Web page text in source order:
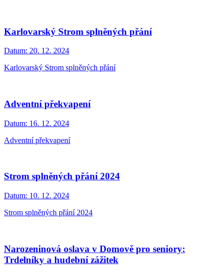
Karlovarský Strom splněných přání
Datum: 20. 12. 2024
Karlovarský Strom splněných přání
Adventní překvapení
Datum: 16. 12. 2024
Adventní překvapení
Strom splněných přání 2024
Datum: 10. 12. 2024
Strom splněných přání 2024
Narozeninová oslava v Domově pro seniory:
Trdelníky a hudební zážitek